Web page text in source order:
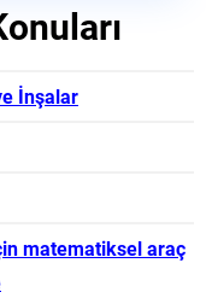
İnşalar
matematiksel araç